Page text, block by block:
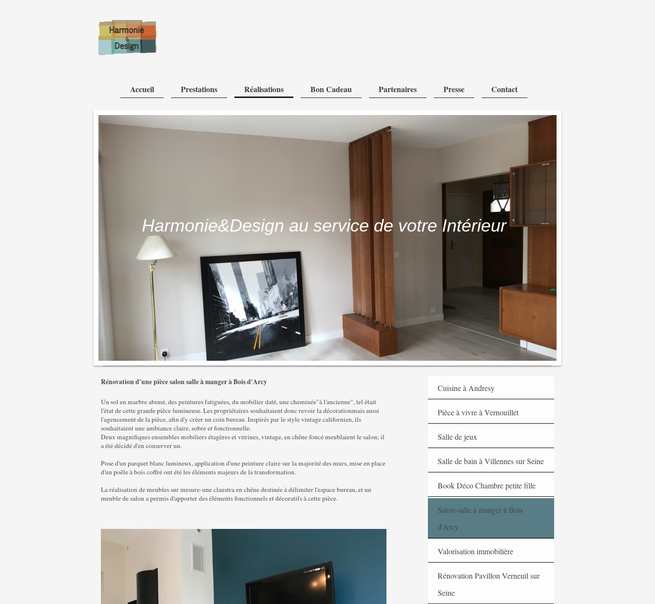
Accueil Prestations Réalisations Bon Cadeau Partenaires Presse Contact
Harmonie&Design au service de votre Intérieur
Rénovation d'une pièce salon salle à manger à Bois d'Arcy
Un sol en marbre abimé, des peintures fatiguées, du mobilier daté, une cheminée"à l'ancienne", tel était
l'état de cette grande pièce lumineuse. Les propriétaires souhaitaient donc revoir la décorationmais aussi
l'agencement de la pièce, afin d'y créer un coin bureau. Inspirés par le style vintage californien, ils
souhaitaient une ambiance claire, sobre et fonctionnelle.
Deux magnifiques ensembles mobiliers étagères et vitrines, vintage, en chêne foncé meublaient le salon; il
a été décidé d'en conserver un.
Pose d'un parquet blanc lumineux, application d'une peinture claire sur la majorité des murs, mise en place
d'un poêle à bois coffré ont été les éléments majeurs de la transformation.
La réalisation de meubles sur mesure-une claustra en chêne destinée à délimiter l'espace bureau, et un
meuble de salon a permis d'apporter des éléments fonctionnels et décoratifs à cette pièce.
Cuisine à Andresy
Pièce à vivre à Vernouillet
Salle de jeux
Salle de bain à Villennes sur Seine
Book Déco Chambre petite fille
Salon-salle à manger à Bois
d'Arcy
Valorisation immobilière
Rénovation Pavillon Verneuil sur
Seine